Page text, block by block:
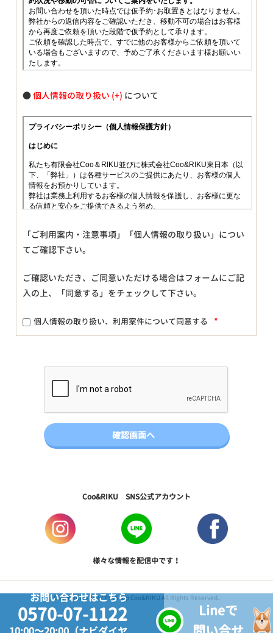
●個人情報の取り扱い について
「ご利用案内・注意事項」「個人情報の取り扱い」につい
てご確認下さい。
ご確認いただき、ご同意いただける場合はフォームにご記
入の上、「同意する」をチェックして下さい。
個人情報の取り扱い、利用案件について同意する *
お問い合わせはこちら
0570-07-1122
Lineで
Coo&RIKU SNS公式アカウント
様々な情報を配信中です！
Copyright © 2017 PetShop Coo&RIKU All Rights Reserved.